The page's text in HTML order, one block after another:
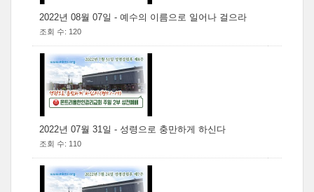
2022년 08월 07일 - 예수의 이름으로 일어나 걸으라
조회 수: 120
2022년 07월 31일 - 성령으로 충만하게 하신다
조회 수: 110